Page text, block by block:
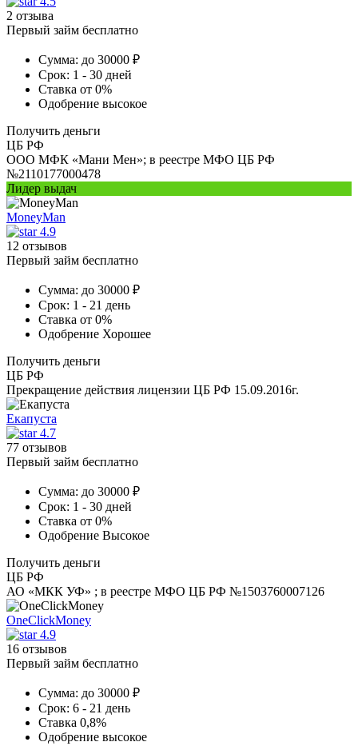
2 отзыва
Первый займ бесплатно
Сумма: до 30000 ₽
Срок: 1 - 30 дней
Ставка от 0%
Одобрение высокое
Получить деньги
ЦБ РФ
ООО МФК «Мани Мен»; в реестре МФО ЦБ РФ
№2110177000478
Лидер выдач
MoneyMan
4.9
12 отзывов
Первый займ бесплатно
Сумма: до 30000 ₽
Срок: 1 - 21 день
Ставка от 0%
Одобрение Хорошее
Получить деньги
ЦБ РФ
Прекращение действия лицензии ЦБ РФ 15.09.2016г.
Екапуста
4.7
77 отзывов
Первый займ бесплатно
Сумма: до 30000 ₽
Срок: 1 - 30 дней
Ставка от 0%
Одобрение Высокое
Получить деньги
ЦБ РФ
АО «МКК УФ» ; в реестре МФО ЦБ РФ №1503760007126
OneClickMoney
4.9
16 отзывов
Первый займ бесплатно
Сумма: до 30000 ₽
Срок: 6 - 21 день
Ставка 0,8%
Одобрение высокое